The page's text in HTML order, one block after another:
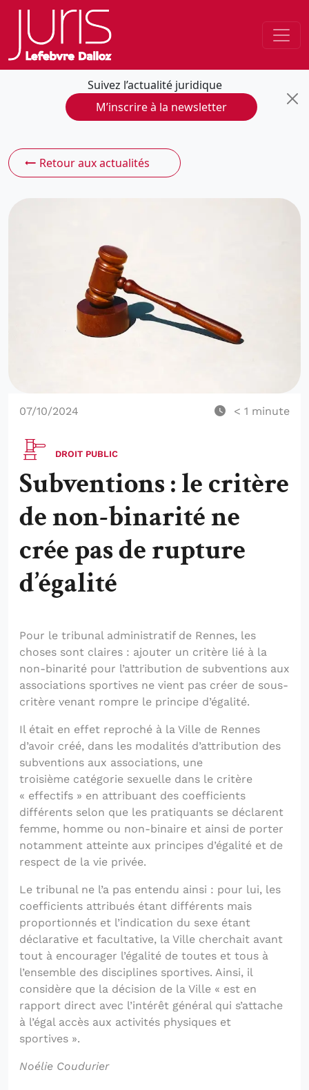
Suivez l’actualité juridique
M’inscrire à la newsletter
Retour aux actualités
07/10/2024 < 1 minute
DROIT PUBLIC
Subventions : le critère
de non-binarité ne
crée pas de rupture
d’égalité
Pour le tribunal administratif de Rennes, les
choses sont claires : ajouter un critère lié à la
non-binarité pour l’attribution de subventions aux
associations sportives ne vient pas créer de sous-
critère venant rompre le principe d’égalité.
Il était en effet reproché à la Ville de Rennes
d’avoir créé, dans les modalités d’attribution des
subventions aux associations, une
troisième catégorie sexuelle dans le critère
« effectifs » en attribuant des coefficients
différents selon que les pratiquants se déclarent
femme, homme ou non-binaire et ainsi de porter
notamment atteinte aux principes d’égalité et de
respect de la vie privée.
Le tribunal ne l’a pas entendu ainsi : pour lui, les
coefficients attribués étant différents mais
proportionnés et l’indication du sexe étant
déclarative et facultative, la Ville cherchait avant
tout à encourager l’égalité de toutes et tous à
l’ensemble des disciplines sportives. Ainsi, il
considère que la décision de la Ville « est en
rapport direct avec l’intérêt général qui s’attache
à l’égal accès aux activités physiques et
sportives ».
Noélie Coudurier